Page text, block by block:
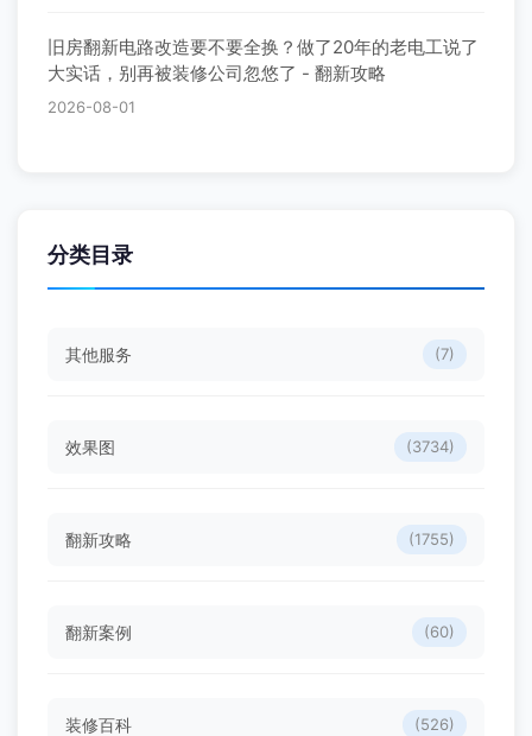
旧房翻新电路改造要不要全换？做了20年的老电工说了
大实话，别再被装修公司忽悠了 - 翻新攻略
2026-08-01
分类目录
其他服务 (7)
效果图 (3734)
翻新攻略 (1755)
翻新案例 (60)
装修百科 (526)